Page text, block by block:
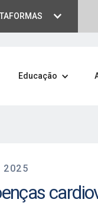
Educação
2025